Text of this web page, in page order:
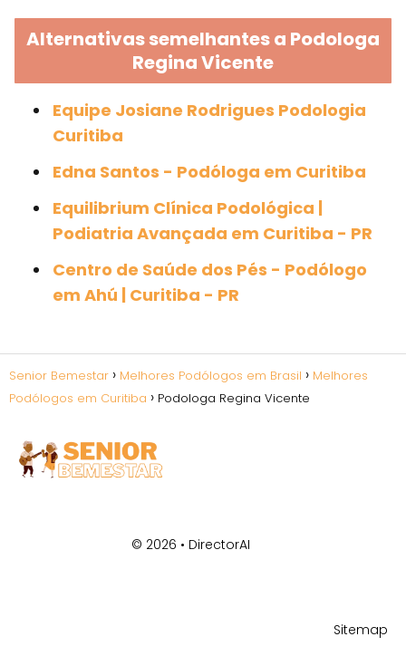
Alternativas semelhantes a Podologa
Regina Vicente
Equipe Josiane Rodrigues Podologia
Curitiba
Edna Santos - Podóloga em Curitiba
Equilibrium Clínica Podológica |
Podiatria Avançada em Curitiba - PR
Centro de Saúde dos Pés - Podólogo
em Ahú | Curitiba - PR
Senior Bemestar Melhores Podólogos em Brasil
Melhores
Podólogos em Curitiba
Podologa Regina Vicente
© 2026 • DirectorAI
Sitemap